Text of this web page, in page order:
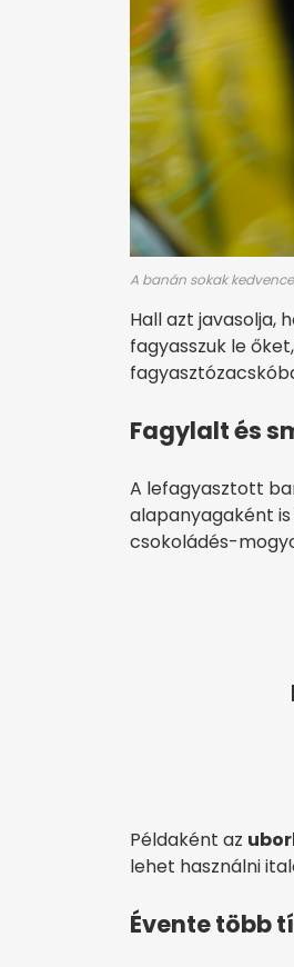
A banán sokak
Hall azt javasolja,
fagyasszuk le
Fagylalt és
A lefagyasztott
alapanyagaként
csokoládés-
Példaként az
lehet használni
Évente több